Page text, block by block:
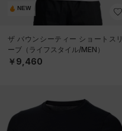
NEW
ザ バウンシーティー ショートスリ
ーブ（ライフスタイル/MEN）
￥9,460